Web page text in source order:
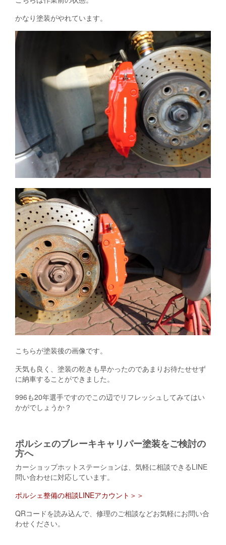
かなり塗装がやれています。
こちらが塗装後の画像です。
天気も良く、塗装の乾きも早かったのであまりお待たせせず
に納車することができました。
996も20年選手ですのでこの辺でリフレッシュしてみてはい
かがでしょうか？
ポルシェのブレーキキャリパー塗装をご検討の
方へ
カーショップホットステーションは、気軽に相談できるLINE
問い合わせに対応しています。
ポルシェ整備の相談LINEアカウント＞＞
QRコードを読み込んで、修理のご相談などお気軽にお問い合
わせください。